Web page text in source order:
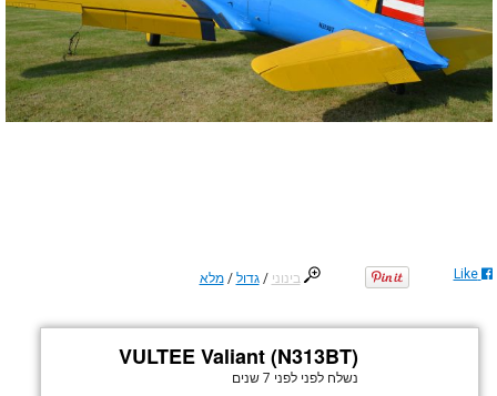
בינוני /גדול /מלא Like
VULTEE Valiant (N313BT)
נשלח לפני לפני 7 שנים